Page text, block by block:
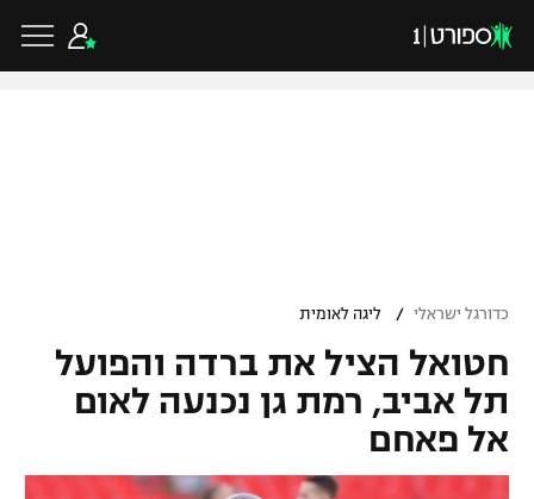
גביע הטוטו
ליגיונרים
ליגת האלופות
ליגה אירופית
ליגה אנגלית
כדורסל ישראלי
ליגת ווינר סל
כדורסל עולמי
כדורגל ישראלי / ליגה לאומית
חטואל הציל את ברדה והפועל
תל אביב, רמת גן נכנעה לאום
אל פאחם